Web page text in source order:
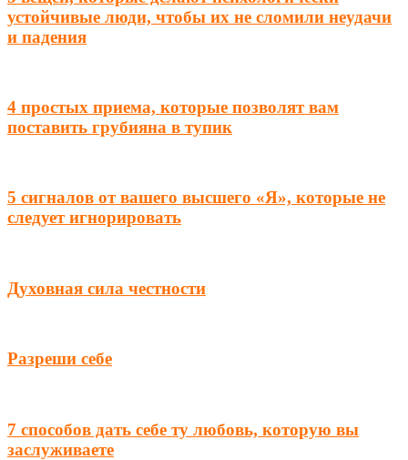
устойчивые люди, чтобы их не сломили неудачи
и падения
4 простых приема, которые позволят вам
поставить грубияна в тупик
5 сигналов от вашего высшего «Я», которые не
следует игнорировать
Духовная сила честности
Разреши себе
7 способов дать себе ту любовь, которую вы
заслуживаете